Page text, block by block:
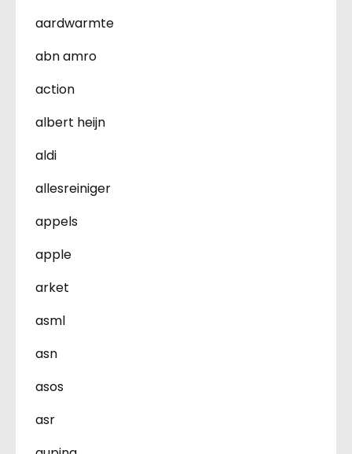
aardwarmte
abn amro
action
albert heijn
aldi
allesreiniger
appels
apple
arket
asml
asn
asos
asr